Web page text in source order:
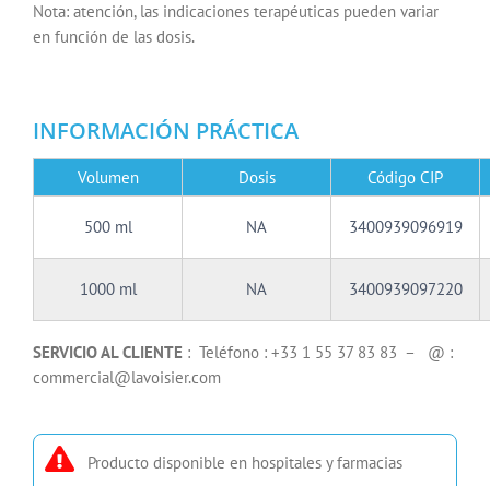
Nota: atención, las indicaciones terapéuticas pueden variar
en función de las dosis.
INFORMACIÓN PRÁCTICA
Volumen Dosis Código CIP
500 ml NA 3400939096919
1000 ml NA 3400939097220
SERVICIO AL CLIENTE : Teléfono : +33 1 55 37 83 83 – @ :
commercial@lavoisier.com
Producto disponible en hospitales y farmacias